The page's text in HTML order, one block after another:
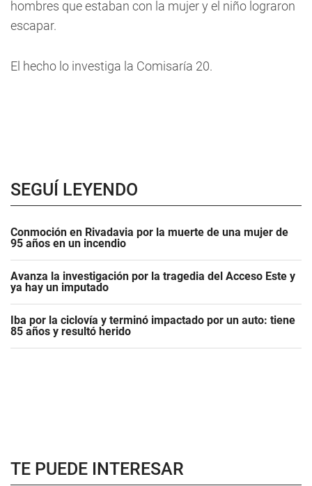
hombres que estaban con la mujer y el niño lograron
escapar.
El hecho lo investiga la Comisaría 20.
SEGUÍ LEYENDO
Conmoción en Rivadavia por la muerte de una mujer de
95 años en un incendio
Avanza la investigación por la tragedia del Acceso Este y
ya hay un imputado
Iba por la ciclovía y terminó impactado por un auto: tiene
85 años y resultó herido
TE PUEDE INTERESAR